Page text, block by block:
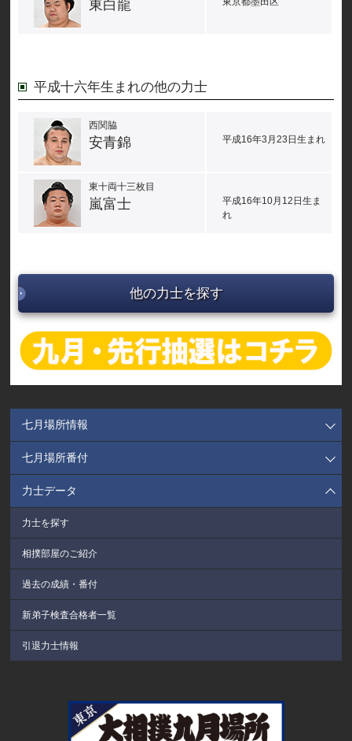
東白龍
平成十六年生まれの他の力士
西関脇
安青錦 平成16年3月23日生まれ
東十両十三枚目
嵐富士
平成16年10月12日生ま
れ
他の力士を探す
七月場所情報
七月場所番付
力士データ
力士を探す
相撲部屋のご紹介
過去の成績・番付
新弟子検査合格者一覧
引退力士情報